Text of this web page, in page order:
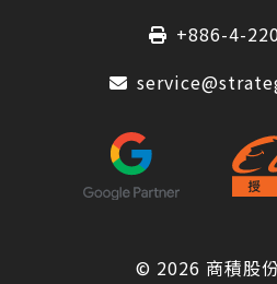
+886-4-
© 2026 商積股